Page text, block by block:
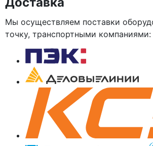
Мы осуществляем поставки
точку, транспортными компаниями: